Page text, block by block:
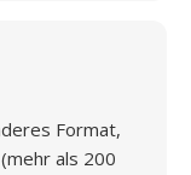
Format,
als 200